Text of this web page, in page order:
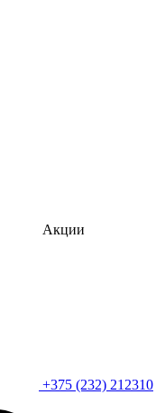
Акции
+375 (232) 212310